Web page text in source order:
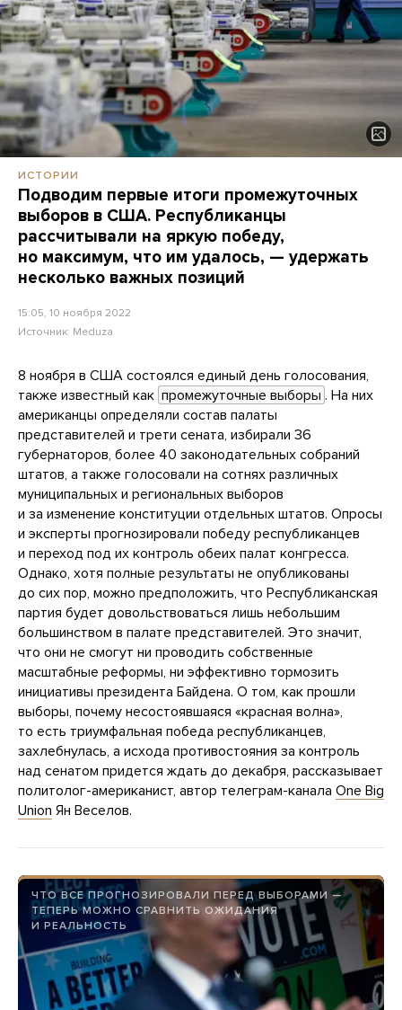
ИСТОРИИ
Подводим первые итоги промежуточных
выборов в США. Республиканцы
рассчитывали на яркую победу,
но максимум, что им удалось, — удержать
несколько важных позиций
15:05, 10 ноября 2022
Источник: Meduza
8 ноября в США состоялся единый день голосования,
также известный как промежуточные выборы . На них
американцы определяли состав палаты
представителей и трети сената, избирали 36
губернаторов, более 40 законодательных собраний
штатов, а также голосовали на сотнях различных
муниципальных и региональных выборов
и за изменение конституции отдельных штатов. Опросы
и эксперты прогнозировали победу республиканцев
и переход под их контроль обеих палат конгресса.
Однако, хотя полные результаты не опубликованы
до сих пор, можно предположить, что Республиканская
партия будет довольствоваться лишь небольшим
большинством в палате представителей. Это значит,
что они не смогут ни проводить собственные
масштабные реформы, ни эффективно тормозить
инициативы президента Байдена. О том, как прошли
выборы, почему несостоявшаяся «красная волна»,
то есть триумфальная победа республиканцев,
захлебнулась, а исхода противостояния за контроль
над сенатом придется ждать до декабря, рассказывает
политолог-американист, автор телеграм-канала One Big
Union Ян Веселов.
ЧТО ВСЕ ПРОГНОЗИРОВАЛИ ПЕРЕД ВЫБОРАМИ —
ТЕПЕРЬ МОЖНО СРАВНИТЬ ОЖИДАНИЯ
И РЕАЛЬНОСТЬ